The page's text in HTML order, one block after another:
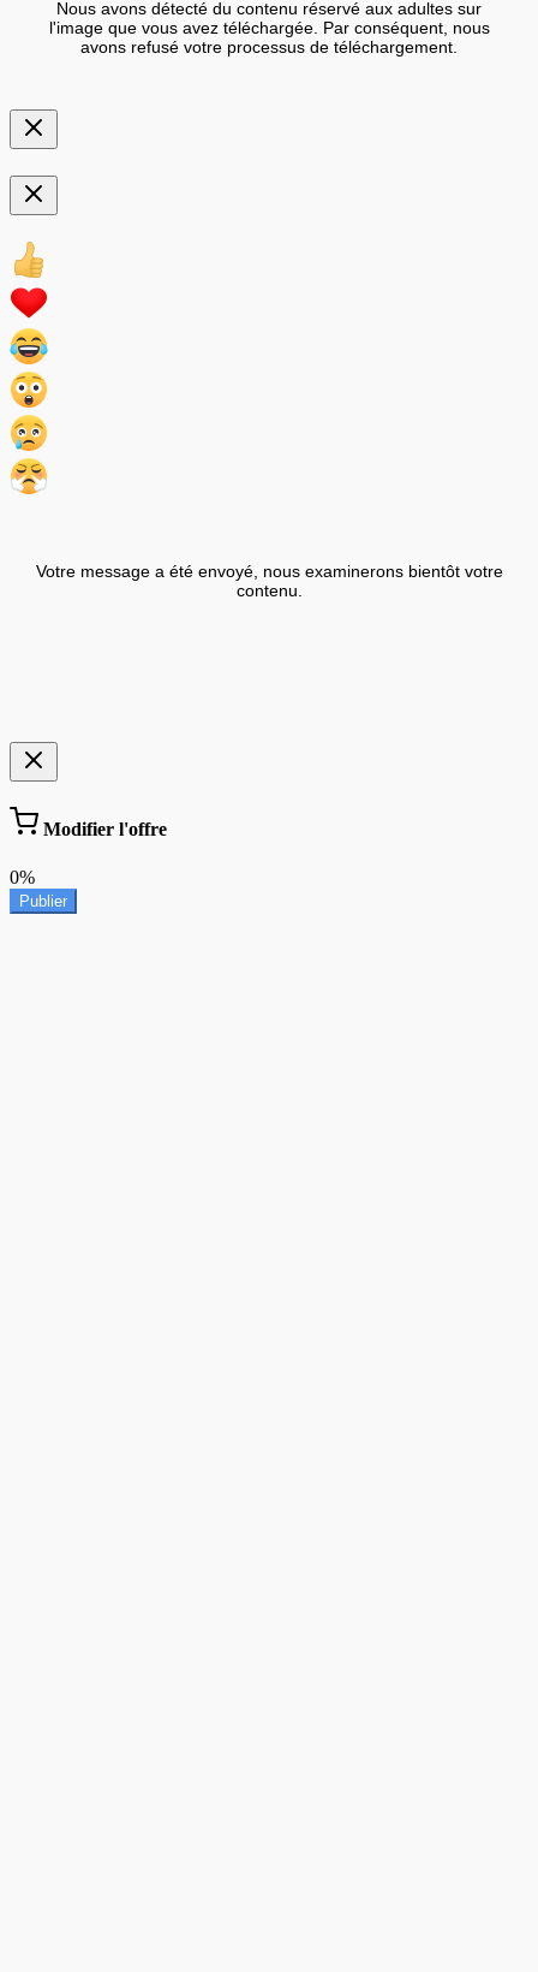
Nous avons détecté du contenu réservé aux adultes sur
l'image que vous avez téléchargée. Par conséquent, nous
avons refusé votre processus de téléchargement.
Votre message a été envoyé, nous examinerons bientôt votre
contenu.
Modifier l'offre
0%
Publier